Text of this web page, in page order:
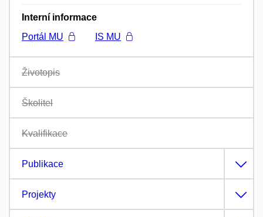
Interní informace
Portál MU
IS MU
Životopis
Školitel
Kvalifikace
Publikace
Projekty